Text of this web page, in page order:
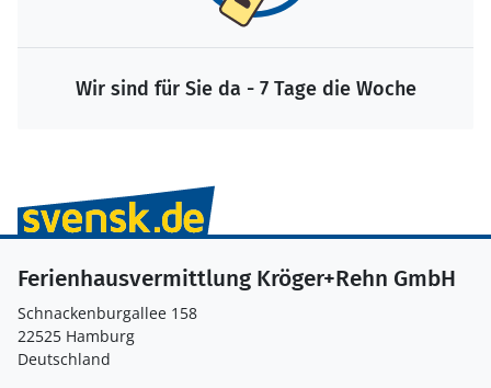
Wir sind für Sie da - 7 Tage die Woche
Ferienhausvermittlung Kröger+Rehn GmbH
Schnackenburgallee 158
22525 Hamburg
Deutschland